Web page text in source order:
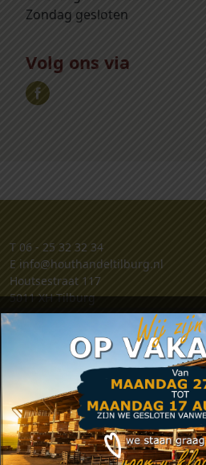
Zondag gesloten
Volg ons via
T 06 - 25 32 32 34
E info@houthandeltilburg.nl
Houtsestraat 117
5011 XH Tilburg
Klantenservice
Klachten
Algemene voorwaarden
Privacy verklaring
Zakelijk account aanvragen